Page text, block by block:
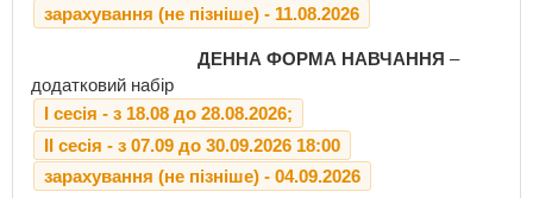
зарахування (не пізніше) - 11.08.2026
ДЕННА ФОРМА НАВЧАННЯ –
додатковий набір
І сесія - з 18.08 до 28.08.2026;
ІІ сесія - з 07.09 до 30.09.2026 18:00
зарахування (не пізніше) - 04.09.2026